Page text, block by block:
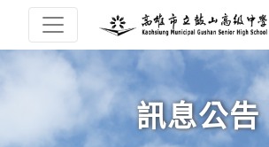
訊息公告